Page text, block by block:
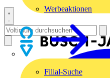
Werbeaktionen
Filial-Suche